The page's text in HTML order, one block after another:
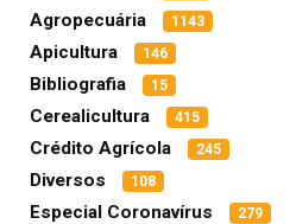
Agropecuária 1143
Apicultura 146
Bibliografia 15
Cerealicultura 415
Crédito Agrícola 245
Diversos 108
Especial Coronavírus 279